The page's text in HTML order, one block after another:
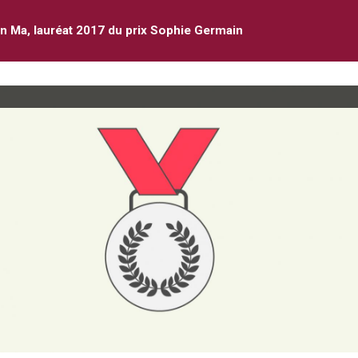
Ma, lauréat 2017 du prix Sophie Germain